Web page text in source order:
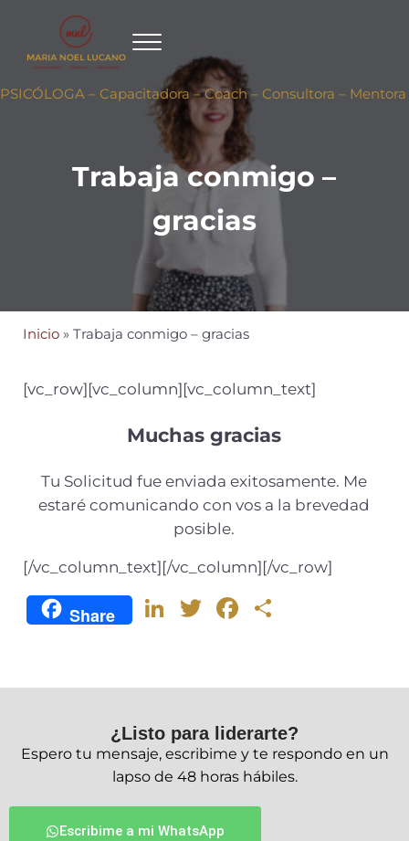
PSICÓLOGA – Capacitadora – Coach – Consultora – Mentora
Trabaja conmigo –
gracias
Inicio »Trabaja conmigo – gracias
[vc_row][vc_column][vc_column_text]
Muchas gracias
Tu Solicitud fue enviada exitosamente. Me
estaré comunicando con vos a la brevedad
posible.
[/vc_column_text][/vc_column][/vc_row]
Share
Li
e
dI
n
T
te
r
F
e
b
o
o
k
p
ar
ti
r
¿Listo para liderarte?
Espero tu mensaje, escribime y te respondo en un
lapso de 48 horas hábiles.
Escribime a mi WhatsApp